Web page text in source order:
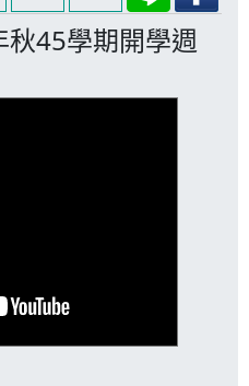
45學期開學週